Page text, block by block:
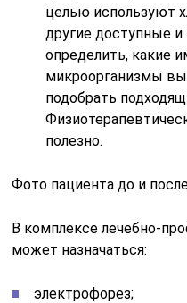
целью используют
другие доступные
определить, какие
микроорганизмы
подобрать
полезно.
Фото пациента до и
В комплексе лечебно-
может назначаться:
электрофорез;